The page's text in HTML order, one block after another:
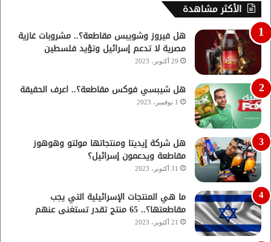
الأكثر مشاهدة
هل فيروز وشويبس مقاطعة؟.. مشروبات غازية
مصرية لا تدعم إسرائيل وتؤيد فلسطين
29 أكتوبر، 2023
هل شيبسي فوكس مقاطعة؟.. اعرف الحقيقة
1 نوفمبر، 2023
هل شركة إيديتا ومنتجاتها مولتو وهوهوز
مقاطعة ويدعمون إسرائيل؟
31 أكتوبر، 2023
ما هي المنتجات الإسرائيلية التي يجب
مقاطعتها؟.. 65 منتج تقدر تستغنى عنهم
21 أكتوبر، 2023